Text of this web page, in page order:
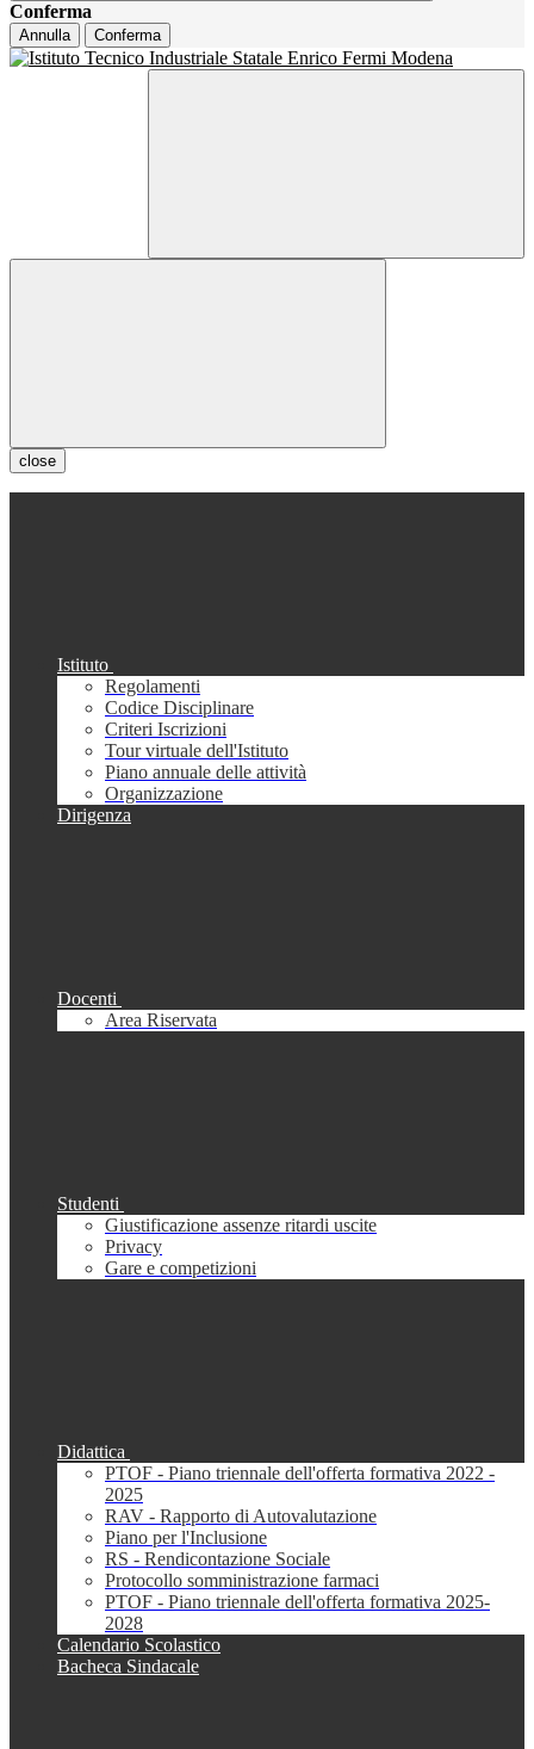
Conferma
Annulla Conferma
close
Istituto
Regolamenti
Codice Disciplinare
Criteri Iscrizioni
Tour virtuale dell'Istituto
Piano annuale delle attività
Organizzazione
Dirigenza
Docenti
Area Riservata
Studenti
Giustificazione assenze ritardi uscite
Privacy
Gare e competizioni
Didattica
PTOF - Piano triennale dell'offerta formativa 2022 -
2025
RAV - Rapporto di Autovalutazione
Piano per l'Inclusione
RS - Rendicontazione Sociale
Protocollo somministrazione farmaci
PTOF - Piano triennale dell'offerta formativa 2025-
2028
Calendario Scolastico
Bacheca Sindacale